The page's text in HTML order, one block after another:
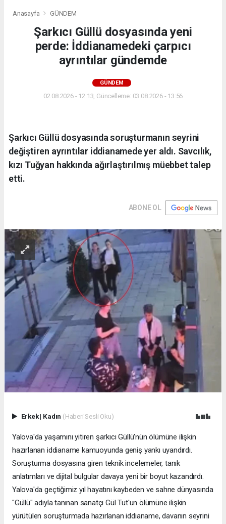
Anasayfa GÜNDEM
Şarkıcı Güllü dosyasında yeni
perde: İddianamedeki çarpıcı
ayrıntılar gündemde
GÜNDEM
02.08.2026 - 12:13, Güncelleme: 03.08.2026 - 13:56
Şarkıcı Güllü dosyasında soruşturmanın seyrini
değiştiren ayrıntılar iddianamede yer aldı. Savcılık,
kızı Tuğyan hakkında ağırlaştırılmış müebbet talep
etti.
ABONE OL
Erkek| Kadın (Haberi Sesli Oku)
Yalova'da yaşamını yitiren şarkıcı Güllü'nün ölümüne ilişkin
hazırlanan iddianame kamuoyunda geniş yankı uyandırdı.
Soruşturma dosyasına giren teknik incelemeler, tanık
anlatımları ve dijital bulgular davaya yeni bir boyut kazandırdı.
Yalova'da geçtiğimiz yıl hayatını kaybeden ve sahne dünyasında
"Güllü" adıyla tanınan sanatçı Gül Tut'un ölümüne ilişkin
yürütülen soruşturmada hazırlanan iddianame, davanın seyrini